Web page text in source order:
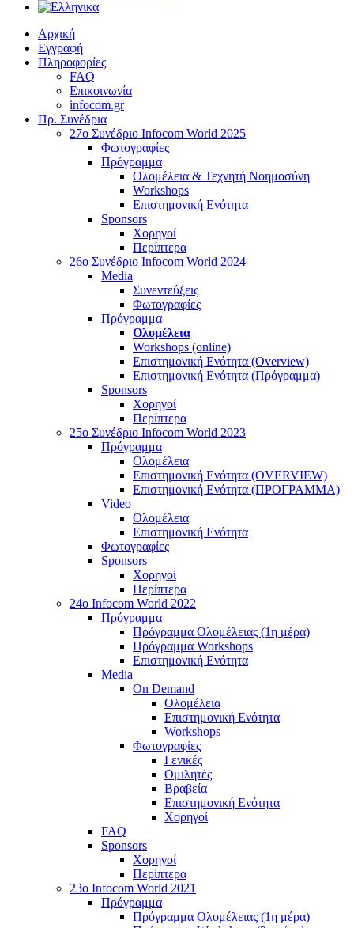
Αρχική
Εγγραφή
Πληροφορίες
FAQ
Επικοινωνία
infocom.gr
Πρ. Συνέδρια
27o Συνέδριο Infocom World 2025
Φωτογραφίες
Πρόγραμμα
Ολομέλεια & Τεχνητή Νοημοσύνη
Workshops
Επιστημονική Ενότητα
Sponsors
Χορηγοί
Περίπτερα
26o Συνέδριο Infocom World 2024
Media
Συνεντεύξεις
Φωτογραφίες
Πρόγραμμα
Ολομέλεια
Workshops (online)
Επιστημονική Ενότητα (Overview)
Επιστημονική Ενότητα (Πρόγραμμα)
Sponsors
Χορηγοί
Περίπτερα
25o Συνέδριο Infocom World 2023
Πρόγραμμα
Ολομέλεια
Επιστημονική Ενότητα (OVERVIEW)
Επιστημονική Ενότητα (ΠΡΟΓΡΑΜΜΑ)
Video
Ολομέλεια
Επιστημονική Ενότητα
Φωτογραφίες
Sponsors
Χορηγοί
Περίπτερα
24o Infocom World 2022
Πρόγραμμα
Πρόγραμμα Ολομέλειας (1η μέρα)
Πρόγραμμα Workshops
Επιστημονική Ενότητα
Media
On Demand
Ολομέλεια
Επιστημονική Ενότητα
Workshops
Φωτογραφίες
Γενικές
Ομιλητές
Βραβεία
Επιστημονική Ενότητα
Χορηγοί
FAQ
Sponsors
Χορηγοί
Περίπτερα
23o Infocom World 2021
Πρόγραμμα
Πρόγραμμα Ολομέλειας (1η μέρα)